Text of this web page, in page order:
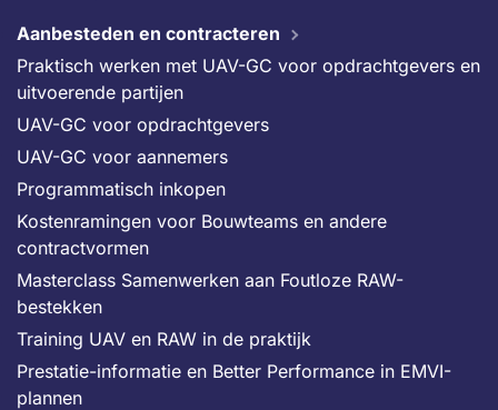
Aanbesteden en contracteren
Praktisch werken met UAV-GC voor opdrachtgevers en
uitvoerende partijen
UAV-GC voor opdrachtgevers
UAV-GC voor aannemers
Programmatisch inkopen
Kostenramingen voor Bouwteams en andere
contractvormen
Masterclass Samenwerken aan Foutloze RAW-
bestekken
Training UAV en RAW in de praktijk
Prestatie-informatie en Better Performance in EMVI-
plannen